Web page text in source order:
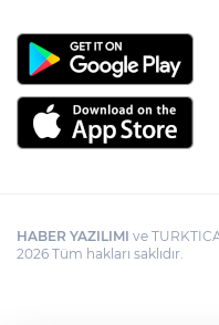
HABER YAZILIMI ve
2026 Tüm hakları saklıdır.